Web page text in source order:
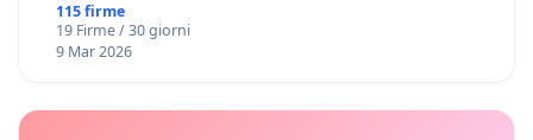
115 firme
19 Firme / 30 giorni
9 Mar 2026